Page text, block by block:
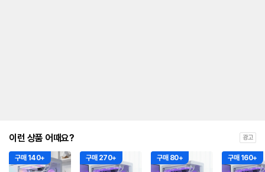
이런 상품 어때요? 광고
구매 140+ 구매 270+ 구매 80+ 구매 160+